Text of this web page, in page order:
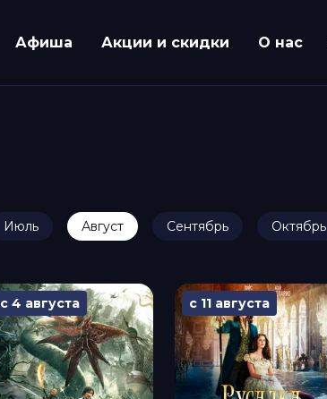
Афиша Акции и скидки О нас
Июль Август Сентябрь Октябрь
с 4 августа с 11 августа